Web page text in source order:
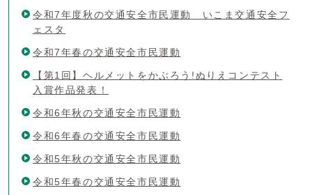
令和7年度秋の交通安全市民運動 いこま交通安全フ
ェスタ
令和7年春の交通安全市民運動
【第1回】ヘルメットをかぶろう!ぬりえコンテスト
入賞作品発表！
令和6年秋の交通安全市民運動
令和6年春の交通安全市民運動
令和5年秋の交通安全市民運動
令和5年春の交通安全市民運動